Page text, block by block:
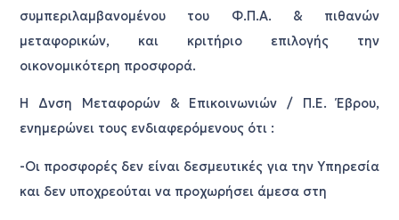
συμπεριλαμβανομένου του Φ.Π.Α. & πιθανών
μεταφορικών, και κριτήριο επιλογής την
οικονομικότερη προσφορά.
Η Δνση Μεταφορών & Επικοινωνιών / Π.Ε. Έβρου,
ενημερώνει τους ενδιαφερόμενους ότι :
-Οι προσφορές δεν είναι δεσμευτικές για την Υπηρεσία
και δεν υποχρεούται να προχωρήσει άμεσα στη